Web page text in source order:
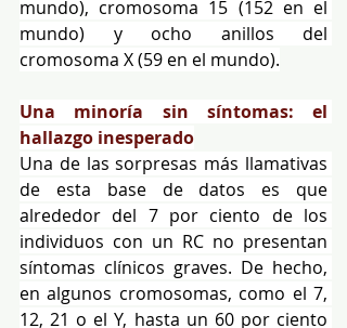
mundo), cromosoma 15 (152 en el
mundo) y ocho anillos del
cromosoma X (59 en el mundo).
Una minoría sin síntomas: el
hallazgo inesperado
Una de las sorpresas más llamativas
de esta base de datos es que
alrededor del 7 por ciento de los
individuos con un RC no presentan
síntomas clínicos graves. De hecho,
en algunos cromosomas, como el 7,
12, 21 o el Y, hasta un 60 por ciento